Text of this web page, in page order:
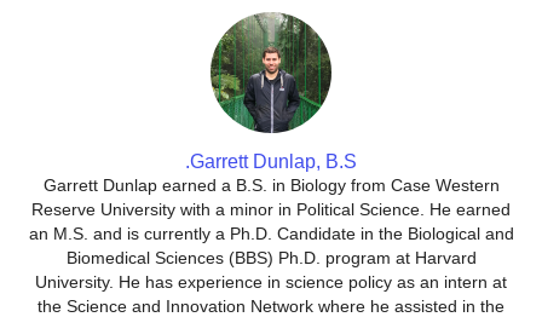
Garrett Dunlap, B.S.
Garrett Dunlap earned a B.S. in Biology from Case Western
Reserve University with a minor in Political Science. He earned
an M.S. and is currently a Ph.D. Candidate in the Biological and
Biomedical Sciences (BBS) Ph.D. program at Harvard
University. He has experience in science policy as an intern at
the Science and Innovation Network where he assisted in the